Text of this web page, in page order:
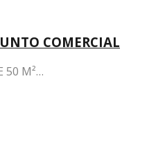
COMERCIAL
50 M²…